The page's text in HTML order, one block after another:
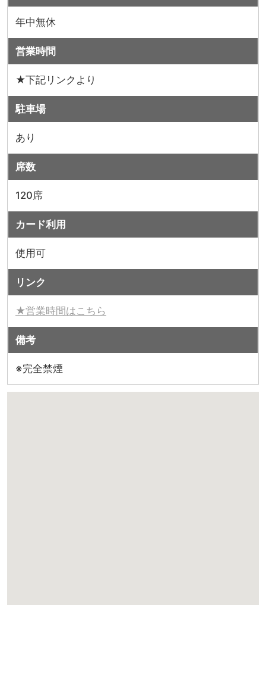
年中無休
営業時間
★下記リンクより
駐車場
あり
席数
120席
カード利用
使用可
リンク
★営業時間はこちら
備考
※完全禁煙